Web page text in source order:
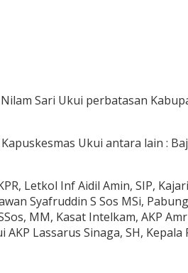
Sari Ukui perbatasan
Ukui antara lain :
Letkol Inf Aidil Amin, SIP,
Syafruddin S Sos MSi,
MM, Kasat Intelkam, AKP
Lassarus Sinaga, SH,